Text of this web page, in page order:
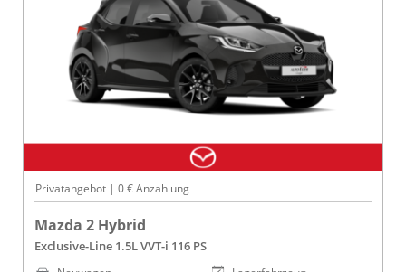
Privatangebot | 0 € Anzahlung
Mazda 2 Hybrid
Exclusive-Line 1.5L VVT-i 116 PS